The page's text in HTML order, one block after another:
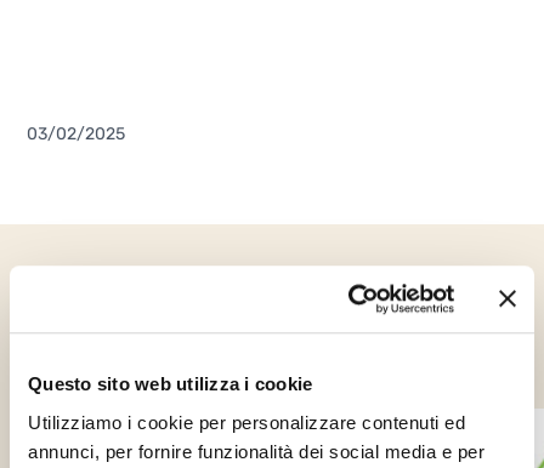
Questo sito web utilizza i cookie
Utilizziamo i cookie per personalizzare contenuti ed
annunci, per fornire funzionalità dei social media e per
03/02/2025